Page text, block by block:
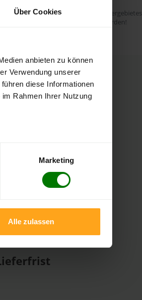
Über Cookies
anbieten zu können
Verwendung unserer
diese Informationen
Rahmen Ihrer Nutzung
Marketing
Alle zulassen
jeder Postleitzahl innerhalb des Liefergebietes
im Bundesland beliefert werden!
GmbH